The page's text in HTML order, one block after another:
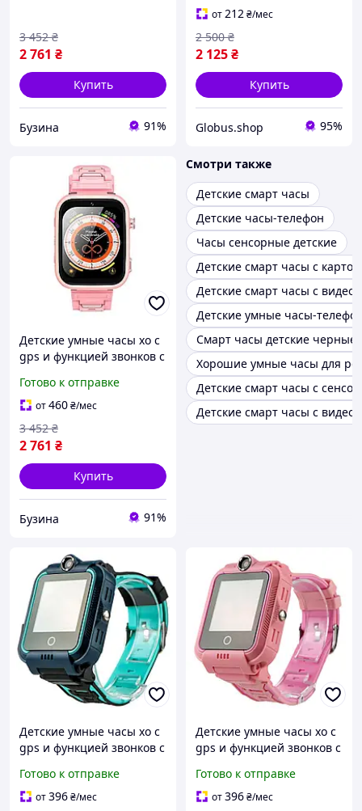
2 761 ₴
3 452 ₴
Купить
Бузина 91%
от212₴/мес
2 125₴
2 500 ₴
Купить
Globus.shop 95%
Детские умные часы xo с
gps и функцией звонков с
розовый mayak
Готово к отправке
от460₴/мес
2 761 ₴
3 452 ₴
Купить
Бузина 91%
Смотри также
Детские смарт часы
Детские часы-телефон
Часы сенсорные детские
Детские смарт часы с картой
Детские смарт часы с
Детские умные часы-
Смарт часы детские черные
Хорошие умные часы для
Детские смарт часы с
Детские смарт часы с
Детские умные часы xo с
gps и функцией звонков с
зеленый sea
Готово к отправке
от396₴/мес
Детские умные часы xo с
gps и функцией звонков с
розовый pelican
Готово к отправке
от396₴/мес